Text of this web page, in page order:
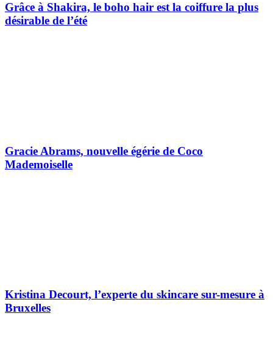
Grâce à Shakira, le boho hair est la coiffure la plus
désirable de l’été
Gracie Abrams, nouvelle égérie de Coco
Mademoiselle
Kristina Decourt, l’experte du skincare sur-mesure à
Bruxelles